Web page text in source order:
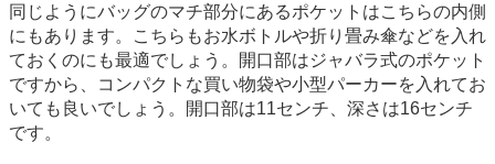
同じようにバッグのマチ部分にあるポケットはこちらの内側
にもあります。こちらもお水ボトルや折り畳み傘などを入れ
ておくのにも最適でしょう。開口部はジャバラ式のポケット
ですから、コンパクトな買い物袋や小型パーカーを入れてお
いても良いでしょう。開口部は11センチ、深さは16センチ
です。